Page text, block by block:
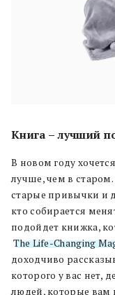
Книга – лучший
В новом году
лучше, чем в
старые привычки и
кто собирается
подойдет книжка,
The Life-Changing
доходчиво
которого у вас нет,
людей, которые вам